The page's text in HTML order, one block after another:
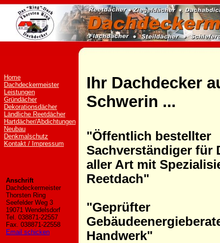
Home
Dachdeckermeister
Leistungen
Gründächer
Dekorationsdächer
Ländliche Reetdächer
Hartdächer/Abdichtungen
Neubau
Denkmalschutz
Kontakt / Impressum
Anschrift
Dachdeckermeister
Thorsten Ring
Seefelder Weg 3
19071 Wendelsdorf
Tel. 038871-22557
Fax. 038871-22558
Email schicken
Ihr Dachdecker
Schwerin ...
"Öffentlich bestellter
Sachverständiger für
aller Art mit
Reetdach"
"Geprüfter
Handwerk"